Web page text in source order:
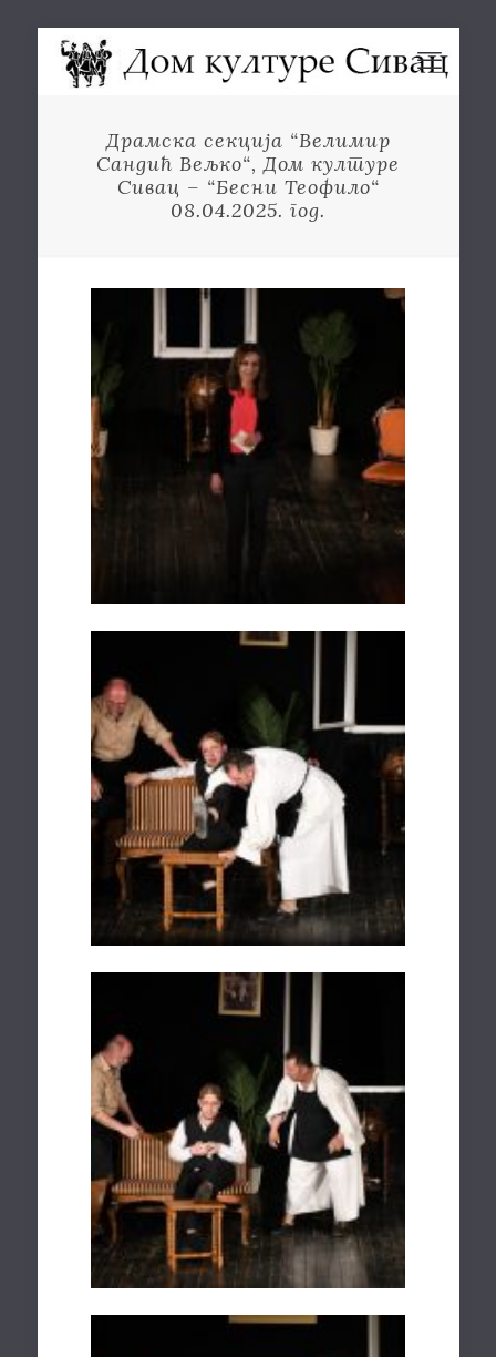
Драмска секција “Велимир
Сандић Вељко“, Дом културе
Сивац – “Бесни Теофило“
08.04.2025. год.